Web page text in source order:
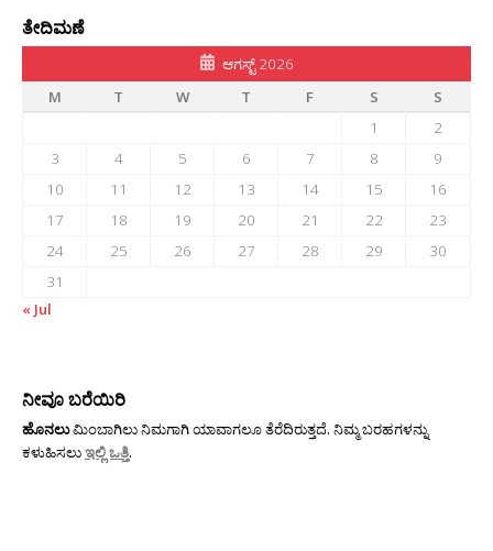
ತೇದಿಮಣೆ
ಆಗಸ್ಟ್ 2026
M
T W T F S
S
1
2
3
4 5 6 7 8
9
10
11 12 13 14 15
16
17
18 19 20 21 22
23
24
25 26 27 28 29
30
31
« Jul
ನೀವೂ ಬರೆಯಿರಿ
ಹೊನಲುಮಿಂಬಾಗಿಲು ನಿಮಗಾಗಿ ಯಾವಾಗಲೂ ತೆರೆದಿರುತ್ತದೆ. ನಿಮ್ಮ ಬರಹಗಳನ್ನು
ಕಳುಹಿಸಲುಇಲ್ಲಿ ಒತ್ತಿ.